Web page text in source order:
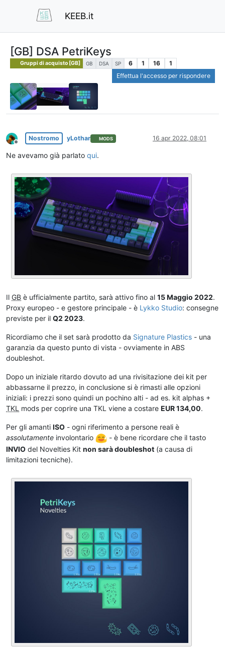
KEEB.it
[GB] DSA PetriKeys
Gruppi di acquisto [GB] GB DSA SP 6 1 16
1
Effettua l'accesso per rispondere
Non in linea
Nostromo yLothar MODS 16 apr 2022, 08:01
Ne avevamo già parlato qui.
Il GB è ufficialmente partito, sarà attivo fino al 15 Maggio 2022.
Proxy europeo - e gestore principale - è Lykko Studio: consegne
previste per il Q2 2023.
Ricordiamo che il set sarà prodotto da Signature Plastics - una
garanzia da questo punto di vista - ovviamente in ABS
doubleshot.
Dopo un iniziale ritardo dovuto ad una rivisitazione dei kit per
abbassarne il prezzo, in conclusione si è rimasti alle opzioni
iniziali: i prezzi sono quindi un pochino alti - ad es. kit alphas +
TKL mods per coprire una TKL viene a costare EUR 134,00.
Per gli amanti ISO - ogni riferimento a persone reali è
assolutamente involontario
- è bene ricordare che il tasto
INVIO del Novelties Kit non sarà doubleshot (a causa di
limitazioni tecniche).